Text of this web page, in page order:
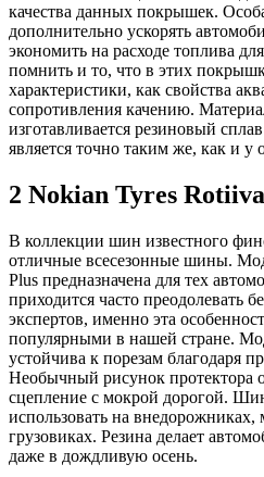
качества данных покрышек.
дополнительно ускорять
экономить на расходе топлива
помнить и то, что в этих
характеристики, как свойства
сопротивления качению.
изготавливается резиновый
является точно таким же, как и
2 Nokian Tyres
В коллекции шин известного
отличные всесезонные шины.
Plus предназначена для тех
приходится часто преодолевать
экспертов, именно эта
популярными в нашей стране.
устойчива к порезам благодаря
Необычный рисунок протектора
сцепление с мокрой дорогой.
использовать на внедорожниках,
грузовиках. Резина делает
даже в дождливую осень.